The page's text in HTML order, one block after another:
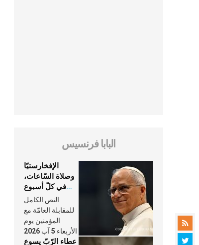
البابا فرنسيس
الإفخارستيّا
وصلاة السّاعات،
في كلّ أسبوع
وكلّ يوم، هما
النَّفَس في حياة
الكنيسة
النص الكامل
للمقابلة العامّة مع
المؤمنين يوم
الأربعاء 5 آب 2026
عطاء الرّبّ يسوع